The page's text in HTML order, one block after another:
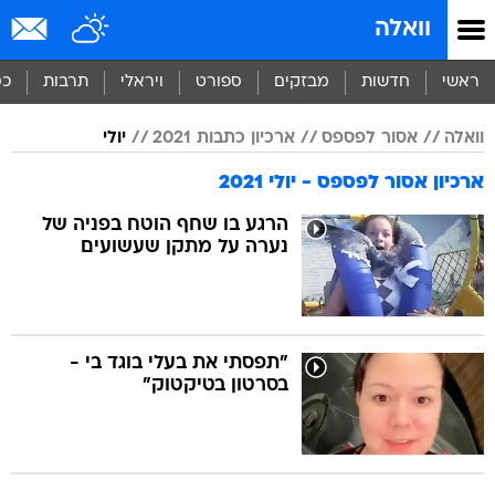
וואלה
ראשי חדשות מבזקים ספורט ויראלי תרבות
וואלה אסור לפספס ארכיון כתבות 2021 יולי
ארכיון אסור לפספס - יולי 2021
הרגע בו שחף הוטח בפניה של
נערה על מתקן שעשועים
"תפסתי את בעלי בוגד בי -
בסרטון בטיקטוק"